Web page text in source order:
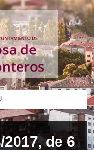
2017, de 6